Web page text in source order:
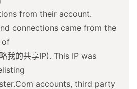
from their account.
connections came from the
of
我的共享IP). This IP was
accounts, third party